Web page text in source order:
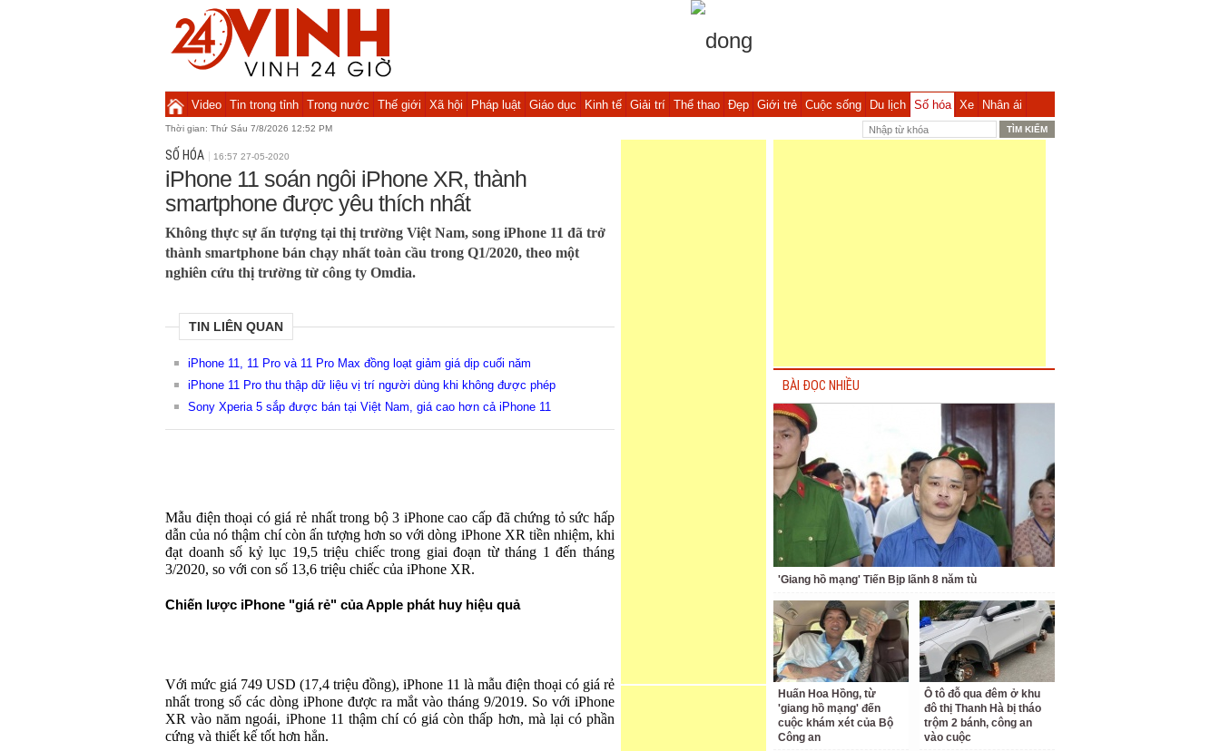
Video Tin trong tỉnh Trong nước Thế giới Xã hội Pháp luật Giáo dục Kinh tế Giải trí Thể thao Đẹp Giới trẻ Cuộc sống Du lịch Số hóa Xe Nhân ái
Thời gian: Thứ Sáu 7/8/2026 12:52 PM
SỐ HÓA 16:57 27-05-2020
iPhone 11 soán ngôi iPhone XR, thành
smartphone được yêu thích nhất
Không thực sự ấn tượng tại thị trường Việt Nam, song iPhone 11 đã trở
thành smartphone bán chạy nhất toàn cầu trong Q1/2020, theo một
nghiên cứu thị trường từ công ty Omdia.
TIN LIÊN QUAN
iPhone 11, 11 Pro và 11 Pro Max đồng loạt giảm giá dịp cuối năm
iPhone 11 Pro thu thập dữ liệu vị trí người dùng khi không được phép
Sony Xperia 5 sắp được bán tại Việt Nam, giá cao hơn cả iPhone 11
Mẫu điện thoại có giá rẻ nhất trong bộ 3 iPhone cao cấp đã chứng tỏ sức hấp
dẫn của nó thậm chí còn ấn tượng hơn so với dòng iPhone XR tiền nhiệm, khi
đạt doanh số kỷ lục 19,5 triệu chiếc trong giai đoạn từ tháng 1 đến tháng
3/2020, so với con số 13,6 triệu chiếc của iPhone XR.
Chiến lược iPhone "giá rẻ" của Apple phát huy hiệu quả
Với mức giá 749 USD (17,4 triệu đồng), iPhone 11 là mẫu điện thoại có giá rẻ
nhất trong số các dòng iPhone được ra mắt vào tháng 9/2019. So với iPhone
XR vào năm ngoái, iPhone 11 thậm chí có giá còn thấp hơn, mà lại có phần
cứng và thiết kế tốt hơn hẳn.
BÀI ĐỌC NHIỀU
'Giang hồ mạng' Tiến Bịp lãnh 8 năm tù
Huấn Hoa Hồng, từ
'giang hồ mạng' đến
cuộc khám xét của Bộ
Công an
Ô tô đỗ qua đêm ở khu
đô thị Thanh Hà bị tháo
trộm 2 bánh, công an
vào cuộc